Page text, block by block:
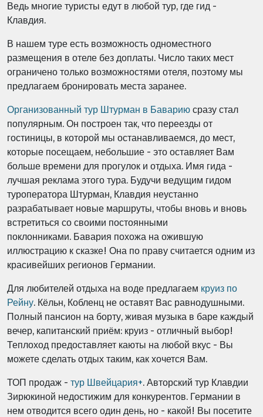
Ведь многие туристы едут в любой тур, где гид -
Клавдия.
В нашем туре есть возможность одноместного
размещения в отеле без доплаты. Число таких мест
ограничено только возможностями отеля, поэтому мы
предлагаем бронировать места заранее.
Организованный тур Штурман в Баварию сразу стал
популярным. Он построен так, что переезды от
гостиницы, в которой мы останавливаемся, до мест,
которые посещаем, небольшие - это оставляет Вам
больше времени для прогулок и отдыха. Имя гида -
лучшая реклама этого тура. Будучи ведущим гидом
туроператора Штурман, Клавдия неустанно
разрабатывает новые маршруты, чтобы вновь и вновь
встретиться со своими постоянными
поклонниками. Бавария похожа на ожившую
иллюстрацию к сказке! Она по праву считается одним из
красивейших регионов Германии.
Для любителей отдыха на воде предлагаем круиз по
Рейну. Кёльн, Кобленц не оставят Вас равнодушными.
Полный пансион на борту, живая музыка в баре каждый
вечер, капитанский приём: круиз - отличный выбор!
Теплоход предоставляет каюты на любой вкус - Вы
можете сделать отдых таким, как хочется Вам.
ТОП продаж - тур Швейцария+. Авторский тур Клавдии
Зирюкиной недостижим для конкурентов. Германии в
нем отводится всего один день, но - какой! Вы посетите